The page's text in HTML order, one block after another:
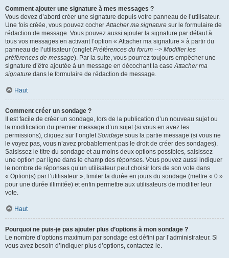
Comment ajouter une signature à mes messages ?
Vous devez d’abord créer une signature depuis votre panneau de l’utilisateur.
Une fois créée, vous pouvez cocherAttacher ma signature sur le formulaire de
rédaction de message. Vous pouvez aussi ajouter la signature par défaut à
tous vos messages en activant l’option « Attacher ma signature » à partir du
panneau de l’utilisateur (ongletPréférences du forum --> Modifier les
préférences de message). Par la suite, vous pourrez toujours empêcher une
signature d’être ajoutée à un message en décochant la caseAttacher ma
signature dans le formulaire de rédaction de message.
Haut
Comment créer un sondage ?
Il est facile de créer un sondage, lors de la publication d’un nouveau sujet ou
la modification du premier message d’un sujet (si vous en avez les
permissions), cliquez sur l’ongletSondage sous la partie message (si vous ne
le voyez pas, vous n’avez probablement pas le droit de créer des sondages).
Saisissez le titre du sondage et au moins deux options possibles, saisissez
une option par ligne dans le champ des réponses. Vous pouvez aussi indiquer
le nombre de réponses qu’un utilisateur peut choisir lors de son vote dans
« Option(s) par l’utilisateur », limiter la durée en jours du sondage (mettre « 0 »
pour une durée illimitée) et enfin permettre aux utilisateurs de modifier leur
vote.
Haut
Pourquoi ne puis-je pas ajouter plus d’options à mon sondage ?
Le nombre d’options maximum par sondage est défini par l’administrateur. Si
vous avez besoin d’indiquer plus d’options, contactez-le.